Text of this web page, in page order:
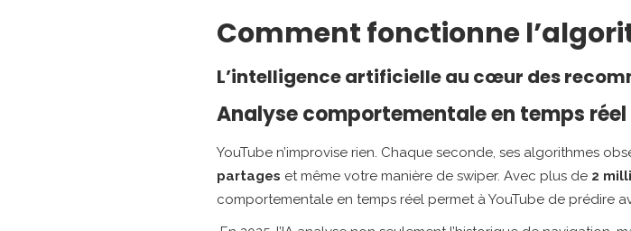
Comment fonctionne
L’intelligence artificielle au cœur des
Analyse comportementale en temps réel
YouTube n’improvise rien. Chaque seconde, ses algorithmes
partages et même votre manière de swiper. Avec plus de 2
comportementale en temps réel permet à YouTube de prédire